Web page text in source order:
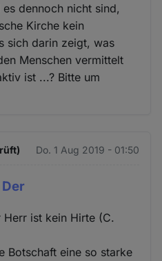
dennoch nicht sind,
Kirche kein
sich darin zeigt, was
Menschen vermittelt
ist ...? Bitte um
Do. 1 Aug 2019 - 01:50
ist kein Hirte (C.
Botschaft eine so starke